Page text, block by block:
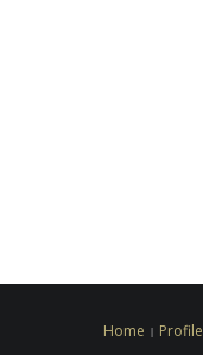
ゲ
Home Profile